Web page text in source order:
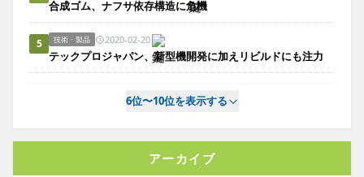
合成ゴム、ナフサ依存構造に危機
5 技術・製品 2020-02-20
テックプロジャパン、新型機開発に加えリビルドにも注力
6位〜10位を表示する
アーカイブ